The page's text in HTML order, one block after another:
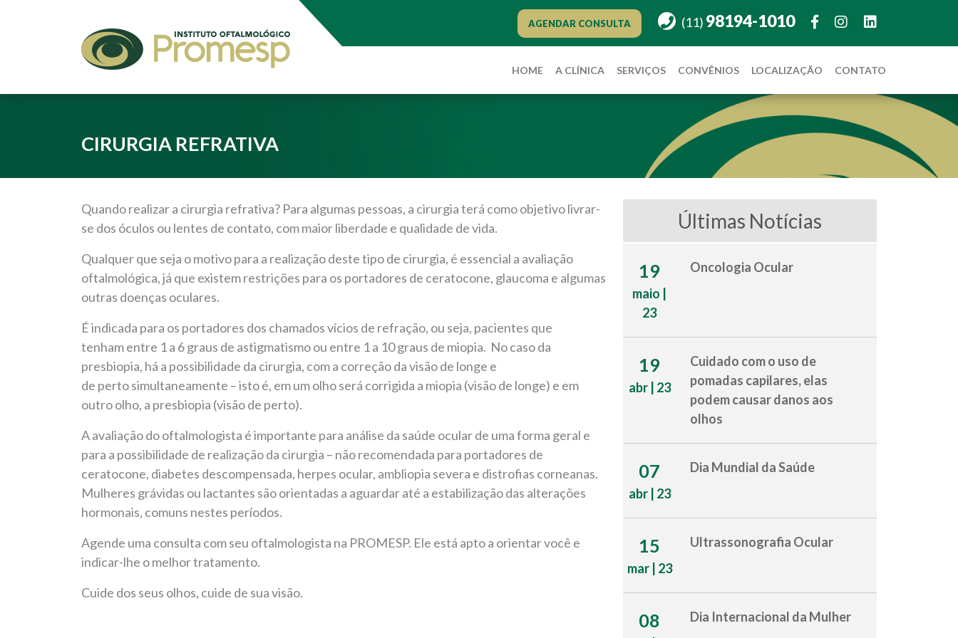
AGENDAR CONSULTA (11) 98194-1010
HOME A CLÍNICA SERVIÇOS CONVÊNIOS LOCALIZAÇÃO CONTATO
CIRURGIA REFRATIVA
Quando realizar a cirurgia refrativa? Para algumas pessoas, a cirurgia terá como objetivo livrar-
se dos óculos ou lentes de contato, com maior liberdade e qualidade de vida.
Qualquer que seja o motivo para a realização deste tipo de cirurgia, é essencial a avaliação
oftalmológica, já que existem restrições para os portadores de ceratocone, glaucoma e algumas
outras doenças oculares.
É indicada para os portadores dos chamados vícios de refração, ou seja, pacientes que
tenham entre 1 a 6 graus de astigmatismo ou entre 1 a 10 graus de miopia. No caso da
presbiopia, há a possibilidade da cirurgia, com a correção da visão de longe e
de perto simultaneamente – isto é, em um olho será corrigida a miopia (visão de longe) e em
outro olho, a presbiopia (visão de perto).
A avaliação do oftalmologista é importante para análise da saúde ocular de uma forma geral e
para a possibilidade de realização da cirurgia – não recomendada para portadores de
ceratocone, diabetes descompensada, herpes ocular, ambliopia severa e distrofias corneanas.
Mulheres grávidas ou lactantes são orientadas a aguardar até a estabilização das alterações
hormonais, comuns nestes períodos.
Agende uma consulta com seu oftalmologista na PROMESP. Ele está apto a orientar você e
indicar-lhe o melhor tratamento.
Cuide dos seus olhos, cuide de sua visão.
Últimas Notícias
19
maio |
23
Oncologia Ocular
19
abr | 23
Cuidado com o uso de
pomadas capilares, elas
podem causar danos aos
olhos
07
abr | 23
Dia Mundial da Saúde
15
mar | 23
Ultrassonografia Ocular
08 Dia Internacional da Mulher